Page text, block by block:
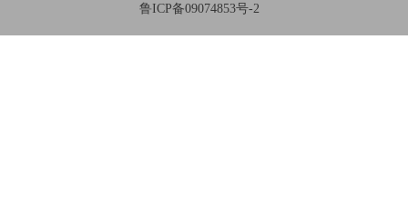
鲁ICP备09074853号-2